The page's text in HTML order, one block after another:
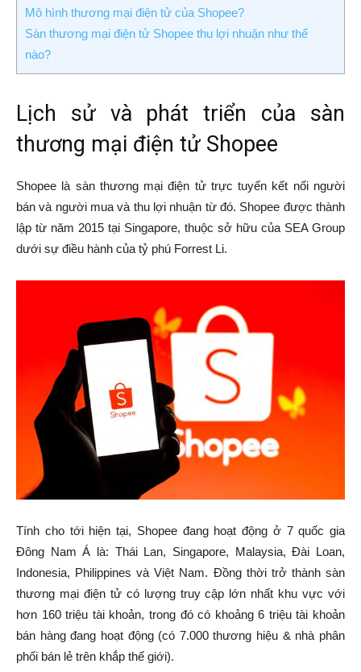
Mô hình thương mại điện tử của Shopee?
Sàn thương mại điện tử Shopee thu lợi nhuận như thế
nào?
Lịch sử và phát triển của sàn
thương mại điện tử Shopee
Shopee là sàn thương mại điện tử trực tuyến kết nối người
bán và người mua và thu lợi nhuận từ đó. Shopee được thành
lập từ năm 2015 tại Singapore, thuộc sở hữu của SEA Group
dưới sự điều hành của tỷ phú Forrest Li.
Tính cho tới hiện tại, Shopee đang hoạt động ở 7 quốc gia
Đông Nam Á là: Thái Lan, Singapore, Malaysia, Đài Loan,
Indonesia, Philippines và Việt Nam. Đồng thời trở thành sàn
thương mại điện tử có lượng truy cập lớn nhất khu vực với
hơn 160 triệu tài khoản, trong đó có khoảng 6 triệu tài khoản
bán hàng đang hoạt động (có 7.000 thương hiệu & nhà phân
phối bán lẻ trên khắp thế giới).